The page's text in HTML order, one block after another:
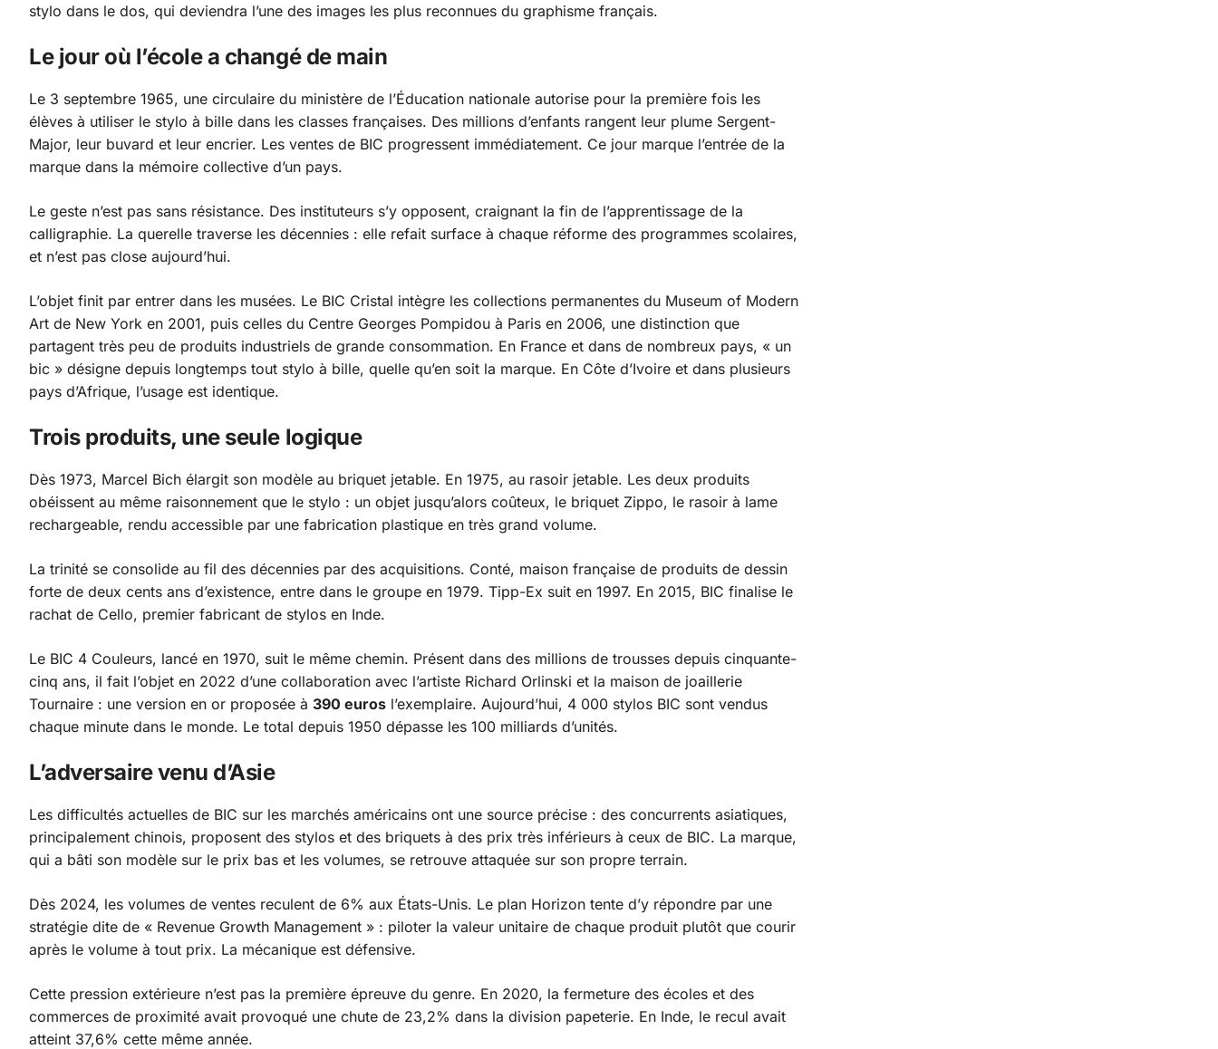
stylo dans le dos, qui deviendra l’une des images les plus reconnues du graphisme français.
Le jour où l’école a changé de main
Le 3 septembre 1965, une circulaire du ministère de l’Éducation nationale autorise pour la première fois les
élèves à utiliser le stylo à bille dans les classes françaises. Des millions d’enfants rangent leur plume Sergent-
Major, leur buvard et leur encrier. Les ventes de BIC progressent immédiatement. Ce jour marque l’entrée de la
marque dans la mémoire collective d’un pays.
Le geste n’est pas sans résistance. Des instituteurs s’y opposent, craignant la fin de l’apprentissage de la
calligraphie. La querelle traverse les décennies : elle refait surface à chaque réforme des programmes scolaires,
et n’est pas close aujourd’hui.
L’objet finit par entrer dans les musées. Le BIC Cristal intègre les collections permanentes du Museum of Modern
Art de New York en 2001, puis celles du Centre Georges Pompidou à Paris en 2006, une distinction que
partagent très peu de produits industriels de grande consommation. En France et dans de nombreux pays, « un
bic » désigne depuis longtemps tout stylo à bille, quelle qu’en soit la marque. En Côte d’Ivoire et dans plusieurs
pays d’Afrique, l’usage est identique.
Trois produits, une seule logique
Dès 1973, Marcel Bich élargit son modèle au briquet jetable. En 1975, au rasoir jetable. Les deux produits
obéissent au même raisonnement que le stylo : un objet jusqu’alors coûteux, le briquet Zippo, le rasoir à lame
rechargeable, rendu accessible par une fabrication plastique en très grand volume.
La trinité se consolide au fil des décennies par des acquisitions. Conté, maison française de produits de dessin
forte de deux cents ans d’existence, entre dans le groupe en 1979. Tipp-Ex suit en 1997. En 2015, BIC finalise le
rachat de Cello, premier fabricant de stylos en Inde.
Le BIC 4 Couleurs, lancé en 1970, suit le même chemin. Présent dans des millions de trousses depuis cinquante-
cinq ans, il fait l’objet en 2022 d’une collaboration avec l’artiste Richard Orlinski et la maison de joaillerie
Tournaire : une version en or proposée à 390 euros l’exemplaire. Aujourd’hui, 4 000 stylos BIC sont vendus
chaque minute dans le monde. Le total depuis 1950 dépasse les 100 milliards d’unités.
L’adversaire venu d’Asie
Les difficultés actuelles de BIC sur les marchés américains ont une source précise : des concurrents asiatiques,
principalement chinois, proposent des stylos et des briquets à des prix très inférieurs à ceux de BIC. La marque,
qui a bâti son modèle sur le prix bas et les volumes, se retrouve attaquée sur son propre terrain.
Dès 2024, les volumes de ventes reculent de 6% aux États-Unis. Le plan Horizon tente d’y répondre par une
stratégie dite de « Revenue Growth Management » : piloter la valeur unitaire de chaque produit plutôt que courir
après le volume à tout prix. La mécanique est défensive.
Cette pression extérieure n’est pas la première épreuve du genre. En 2020, la fermeture des écoles et des
commerces de proximité avait provoqué une chute de 23,2% dans la division papeterie. En Inde, le recul avait
atteint 37,6% cette même année.